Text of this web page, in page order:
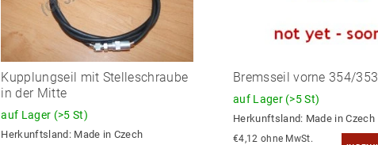
Kupplungseil mit Stelleschraube
in der Mitte
auf Lager (>5 St)
Herkunftsland: Made in Czech
Bremsseil vorne 354/353
auf Lager (>5 St)
Herkunftsland: Made in Czech
€4,12 ohne MwSt.